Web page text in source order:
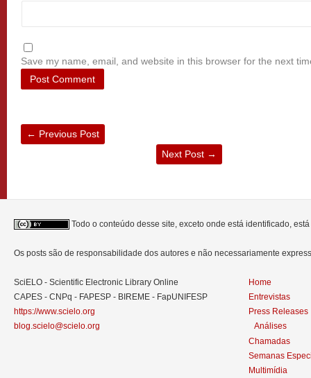
Save my name, email, and website in this browser for the next
← Previous Post
Next Post →
Todo o conteúdo desse site, exceto onde está identificado,
Os posts são de responsabilidade dos autores e não necessariamente
SciELO - Scientific Electronic Library Online
CAPES - CNPq - FAPESP - BIREME - FapUNIFESP
https://www.scielo.org
blog.scielo@scielo.org
Home
Entrevistas
Press Releases
Análises
Chamadas
Semanas
Multimídia